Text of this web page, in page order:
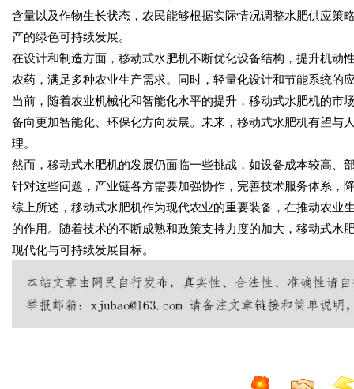
含量以及作物生长状态，农民能够根据实际情况调整水肥供应策
产的绿色可持续发展。
在设计和制造方面，移动式水肥机不断优化设备结构，提升机动
农药，满足多种农业生产需求。同时，轻量化设计和节能系统的
当前，随着农业机械化和智能化水平的提升，移动式水肥机的
备向更加智能化、环保化方向发展。未来，移动式水肥机有望与
理。
然而，移动式水肥机的发展仍面临一些挑战，如设备成本较高、
针对这些问题，产业链各方需要加强协作，完善技术服务体系，
综上所述，移动式水肥机作为现代农业的重要装备，在推动农业
的作用。随着技术的不断成熟和政策支持力度的加大，移动式
现代化与可持续发展目标。